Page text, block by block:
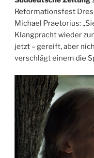
Reformationsfest
Michael Praetorius:
Klangpracht wieder
jetzt – gereift, aber
verschlägt einem die